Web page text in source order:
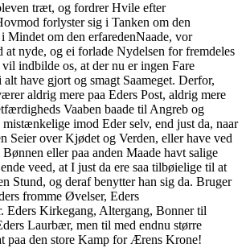
træt, og fordrer Hvile efter
forlyster sig i Tanken om den
Mindet om den erfaredenNaade, vor
nyde, og ei forlade Nydelsen for fremdeles
indbilde os, at der nu er ingen Fare
have gjort og smagt Saameget. Derfor,
aldrig mere paa Eders Post, aldrig mere
Vaaben baade til Angreb og
imod Eder selv, end just da, naar
Seier over Kjødet og Verden, eller have ved
eller paa anden Maade havt salige
veed, at I just da ere saa tilbøielige til at
Stund, og deraf benytter han sig da. Bruger
fromme Øvelser, Eders
Eders Kirkegang, Altergang, Bonner til
Laurbær, men til med endnu større
paa den store Kamp for Ærens Krone!